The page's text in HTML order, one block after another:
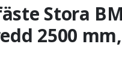
Stora
2500 mm,